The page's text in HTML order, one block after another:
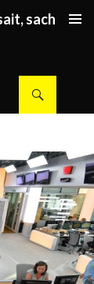
sachez